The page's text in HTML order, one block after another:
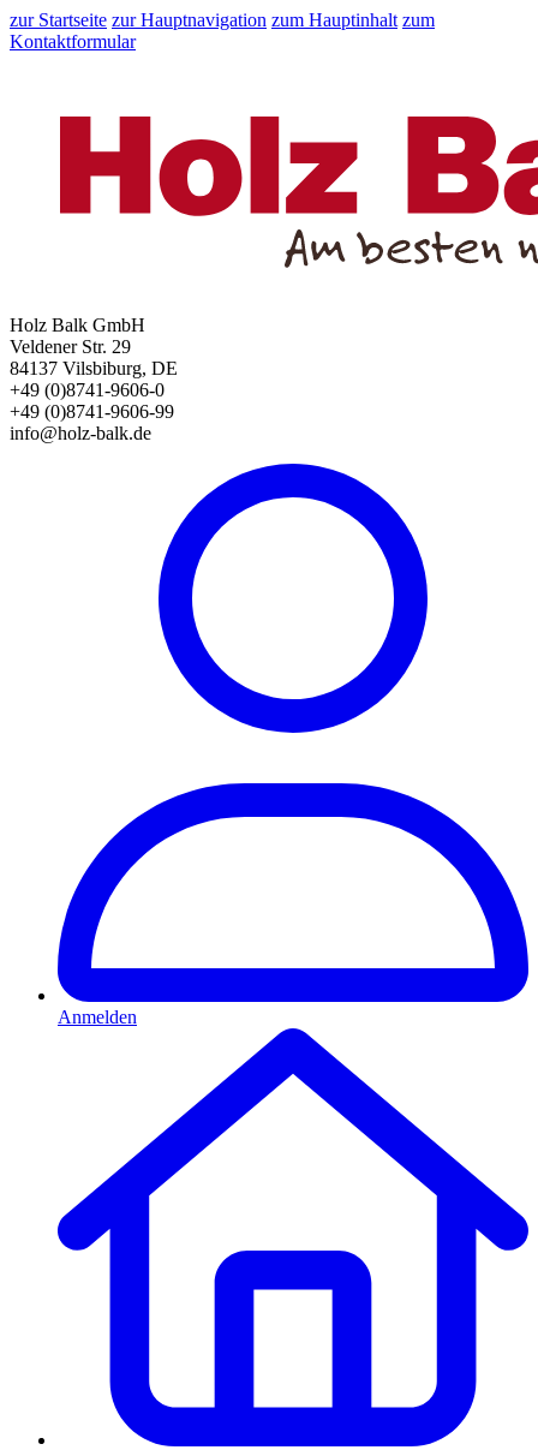
zur Startseite zur Hauptnavigation zum Hauptinhalt zum
Kontaktformular
Holz Balk GmbH
Veldener Str. 29
84137 Vilsbiburg, DE
+49 (0)8741-9606-0
+49 (0)8741-9606-99
info@holz-balk.de
Anmelden